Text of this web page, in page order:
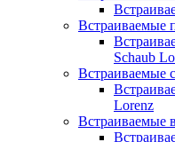
Встраиваемые
Schaub
Встраиваемые
Lorenz
Встраиваемые